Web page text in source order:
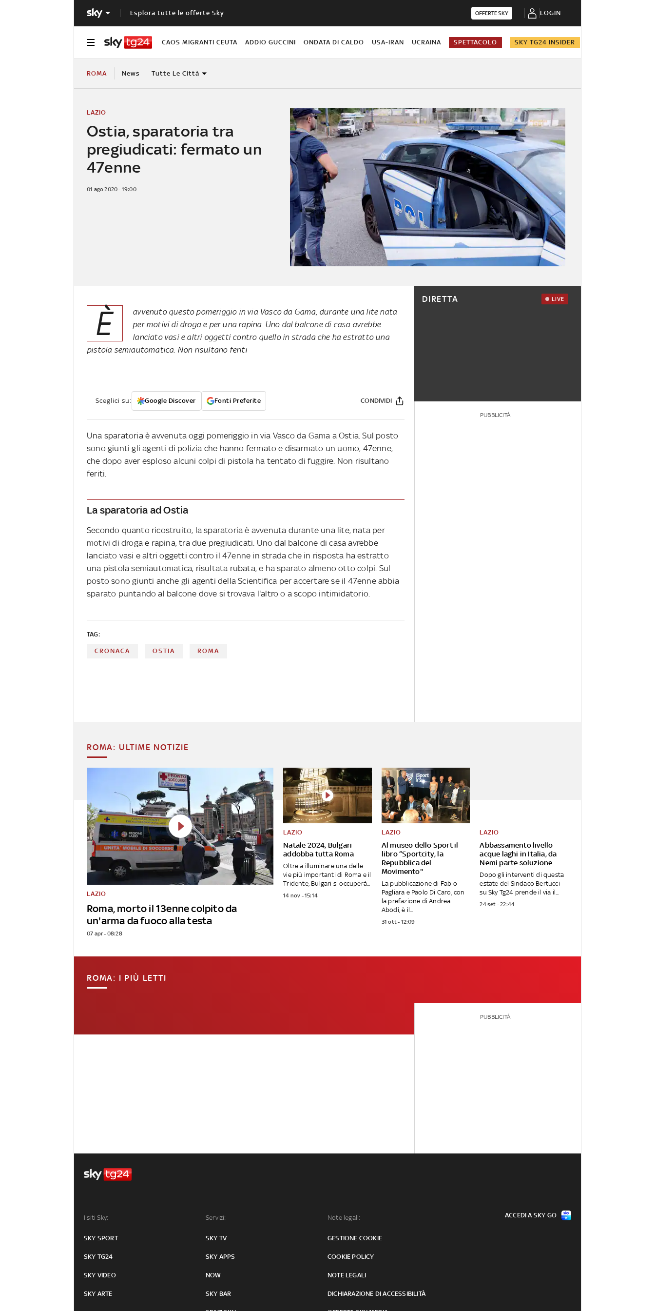
Esplora tutte le offerte Sky OFFERTE SKY LOGIN
CAOS MIGRANTI CEUTA ADDIO GUCCINI ONDATA DI CALDO USA-IRAN UCRAINA SPETTACOLO SKY TG24 INSIDER
ROMA News Tutte Le Città
Ostia, sparatoria tra
pregiudicati: fermato un
47enne
LAZIO
01 ago 2020 - 19:00
È
avvenuto questo pomeriggio in via Vasco da Gama, durante una lite nata
per motivi di droga e per una rapina. Uno dal balcone di casa avrebbe
lanciato vasi e altri oggetti contro quello in strada che ha estratto una
pistola semiautomatica. Non risultano feriti
Sceglici su: Google Discover Fonti Preferite CONDIVIDI
Una sparatoria è avvenuta oggi pomeriggio in via Vasco da Gama a Ostia. Sul posto
sono giunti gli agenti di polizia che hanno fermato e disarmato un uomo, 47enne,
che dopo aver esploso alcuni colpi di pistola ha tentato di fuggire. Non risultano
feriti.
La sparatoria ad Ostia
Secondo quanto ricostruito, la sparatoria è avvenuta durante una lite, nata per
motivi di droga e rapina, tra due pregiudicati. Uno dal balcone di casa avrebbe
lanciato vasi e altri oggetti contro il 47enne in strada che in risposta ha estratto
una pistola semiautomatica, risultata rubata, e ha sparato almeno otto colpi. Sul
posto sono giunti anche gli agenti della Scientifica per accertare se il 47enne abbia
sparato puntando al balcone dove si trovava l'altro o a scopo intimidatorio.
TAG:
CRONACA OSTIA ROMA
DIRETTA LIVE
PUBBLICITÀ
ROMA: ULTIME NOTIZIE
Roma, morto il 13enne colpito da
un'arma da fuoco alla testa
LAZIO
07 apr - 08:28
Natale 2024, Bulgari
addobba tutta Roma
LAZIO
Oltre a illuminare una delle
vie più importanti di Roma e il
Tridente, Bulgari si occuperà...
14 nov - 15:14
Al museo dello Sport il
libro “Sportcity, la
Repubblica del
Movimento"
LAZIO
La pubblicazione di Fabio
Pagliara e Paolo Di Caro, con
la prefazione di Andrea
Abodi, è il...
31 ott - 12:09
Abbassamento livello
acque laghi in Italia, da
Nemi parte soluzione
LAZIO
Dopo gli interventi di questa
estate del Sindaco Bertucci
su Sky Tg24 prende il via il...
24 set - 22:44
ROMA: I PIÙ LETTI
PUBBLICITÀ
I siti Sky:
SKY SPORT
SKY TG24
SKY VIDEO
SKY ARTE
Servizi:
SKY TV
SKY APPS
NOW
SKY BAR
Note legali:
GESTIONE COOKIE
COOKIE POLICY
NOTE LEGALI
DICHIARAZIONE DI ACCESSIBILITÀ
ACCEDI A SKY GO